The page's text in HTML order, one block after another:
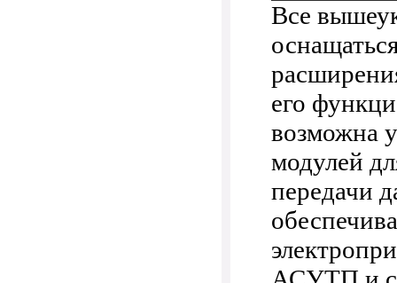
Все
его
возможна
модулей
передачи